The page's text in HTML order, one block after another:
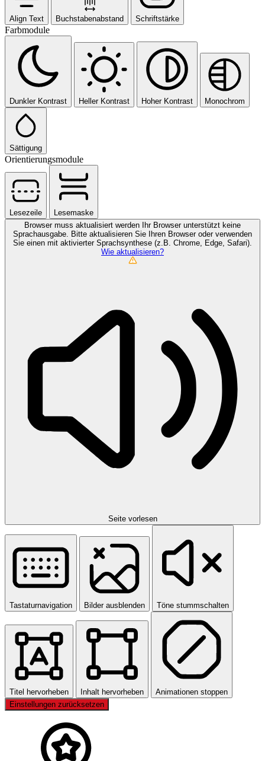
Align Text Buchstabenabstand Schriftstärke
Farbmodule
Dunkler Kontrast Heller Kontrast Hoher Kontrast Monochrom
Sättigung
Orientierungsmodule
Lesezeile
Lesemaske
Browser muss aktualisiert werden
Ihr Browser unterstützt keine
Sprachausgabe. Bitte aktualisieren Sie Ihren Browser oder verwenden
Sie einen mit aktivierter Sprachsynthese (z.B. Chrome, Edge, Safari).
Wie aktualisieren?
Seite vorlesen
Tastaturnavigation Bilder ausblenden Töne stummschalten
Titel hervorheben Inhalt hervorheben
Animationen stoppen
Einstellungen zurücksetzen